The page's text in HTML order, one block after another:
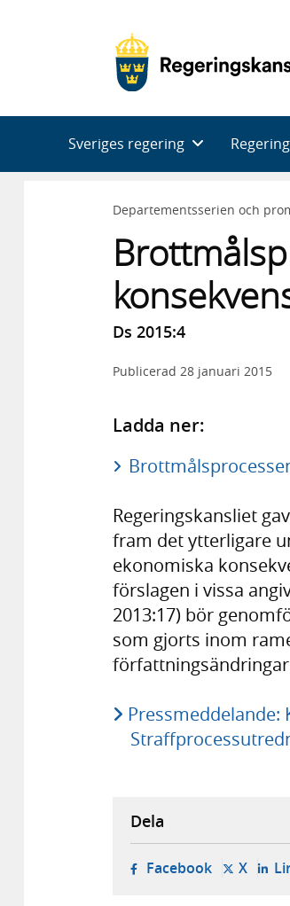
Sveriges regering
Departementsserien och
Ds 2015:4
Publicerad 28 januari 2015
Ladda ner:
Regeringskansliet
fram det ytterligare
ekonomiska
förslagen i vissa
2013:17) bör
som gjorts inom
Pressmeddelande:
Dela
Facebook- öppnas i
X-